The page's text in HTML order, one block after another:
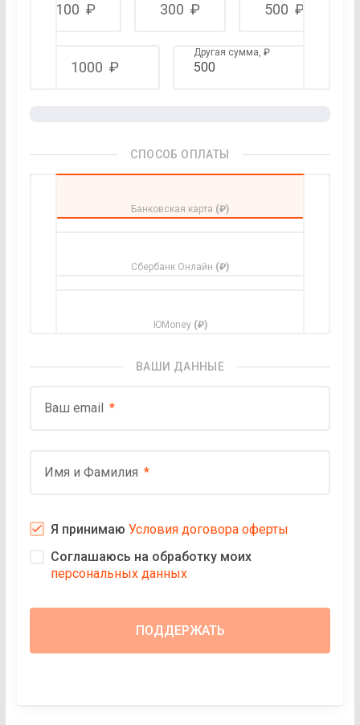
100 ₽ 300 ₽ 500 ₽
1000 ₽
Другая сумма, ₽
СПОСОБ ОПЛАТЫ
Банковская карта (₽)
Сбербанк Онлайн (₽)
ЮMoney (₽)
ВАШИ ДАННЫЕ
Ваш email
Имя и Фамилия
Я принимаюУсловия договора оферты
Соглашаюсь на обработку моих
персональных данных